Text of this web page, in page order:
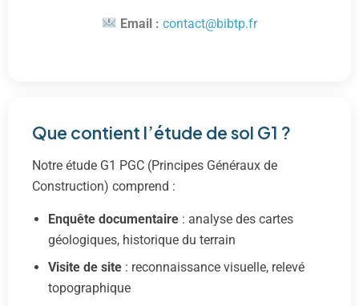
Email : contact@bibtp.fr
Que contient l’étude de sol G1 ?
Notre étude G1 PGC (Principes Généraux de
Construction) comprend :
Enquête documentaire : analyse des cartes
géologiques, historique du terrain
Visite de site : reconnaissance visuelle, relevé
topographique